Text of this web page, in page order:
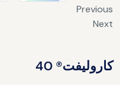
Previous
Next
كاروليفت® 40